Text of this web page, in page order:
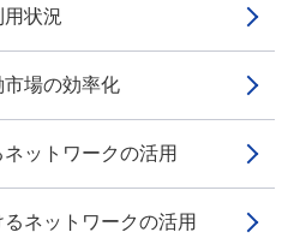
状況
場の効率化
ットワークの活用
ネットワークの活用